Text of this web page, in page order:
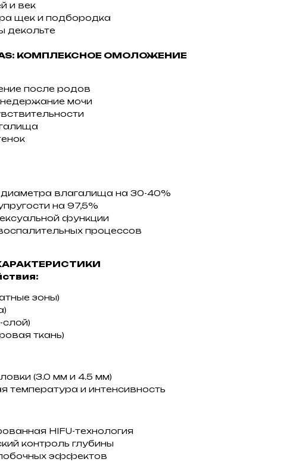
и век
щек и подбородка
декольте
КОМПЛЕКСНОЕ ОМОЛОЖЕНИЕ
после родов
мочи
влагалища на 30-40%
на 97,5%
функции
процессов
зоны)
слой)
ткань)
(3.0 мм и 4.5 мм)
температура и интенсивность
HIFU-технология
контроль глубины
эффектов